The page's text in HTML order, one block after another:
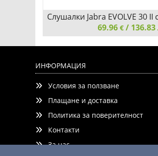
NC, USB & 3.5мм жак 5399-823-309
Слушалки Jabra EVOLVE 30 II
69.96 €/ 136.83
ИНФОРМАЦИЯ
Условия за ползване
Плащане и доставка
Политика за поверителност
Контакти
За нас